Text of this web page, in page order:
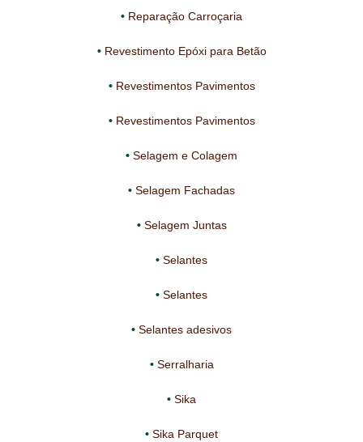
Reparação Carroçaria
Revestimento Epóxi para Betão
Revestimentos Pavimentos
Revestimentos Pavimentos
Selagem e Colagem
Selagem Fachadas
Selagem Juntas
Selantes
Selantes
Selantes adesivos
Serralharia
Sika
Sika Parquet